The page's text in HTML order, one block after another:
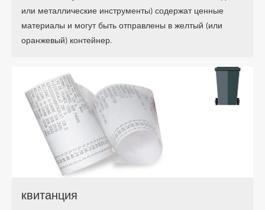
или металлические инструменты) содержат ценные
материалы и могут быть отправлены в желтый (или
оранжевый) контейнер.
квитанция